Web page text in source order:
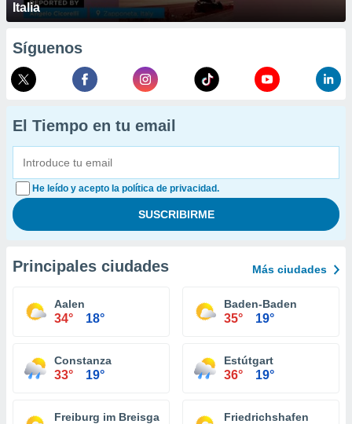
Italia
Síguenos
El Tiempo en tu email
He leído y acepto la política de privacidad.
Principales ciudades Más ciudades
Aalen
34° 18°
Baden-Baden
35° 19°
Constanza
33° 19°
Estútgart
36° 19°
Freiburg im Breisgau Friedrichshafen